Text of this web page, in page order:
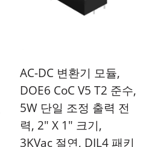
AC-DC 변환기 모듈,
DOE6 CoC V5 T2 준수,
5W 단일 조정 출력 전
력, 2" X 1" 크기,
3KVac 절연, DIL4 패키